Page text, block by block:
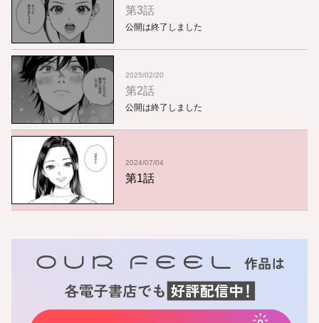
第3話
公開は終了しました
2025/02/20
第2話
公開は終了しました
2024/07/04
第1話